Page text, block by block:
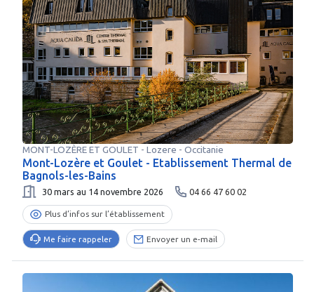
MONT-LOZÈRE ET GOULET - Lozere - Occitanie
Mont-Lozère et Goulet - Etablissement Thermal de
Bagnols-les-Bains
30 mars au 14 novembre 2026 04 66 47 60 02
Plus d’infos sur l’établissement
Me faire rappeler Envoyer un e-mail